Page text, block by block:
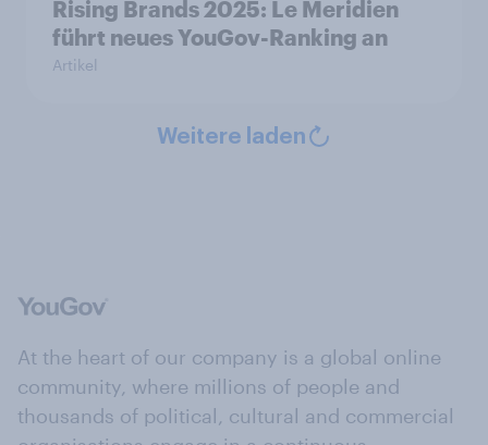
Rising Brands 2025: Le Meridien
führt neues YouGov-Ranking an
Artikel
Weitere laden
At the heart of our company is a global online
community, where millions of people and
thousands of political, cultural and commercial